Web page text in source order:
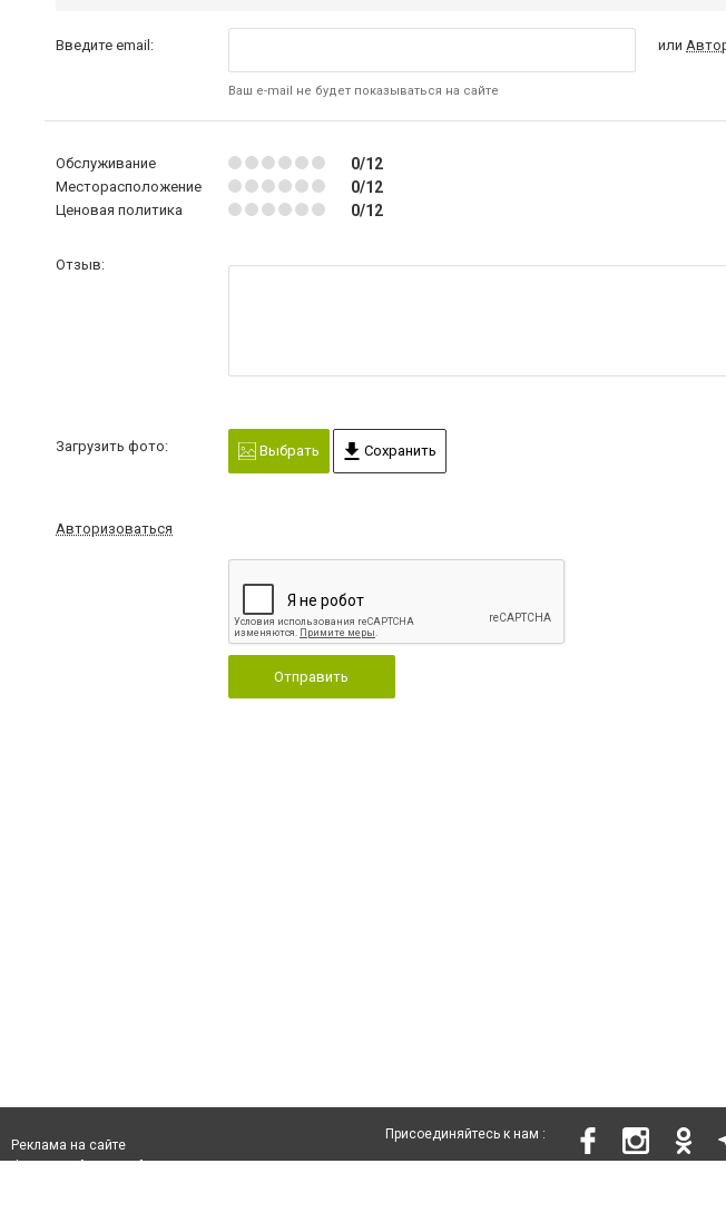
Введите email:
Ваш e-mail не будет показываться на сайте
или
Обслуживание 0/12
Месторасположение 0/12
Ценовая политика 0/12
Отзыв:
Загрузить фото: Выбрать Сохранить
Авторизоваться
Отправить
Реклама на сайте
Присоединяйтесь к нам :